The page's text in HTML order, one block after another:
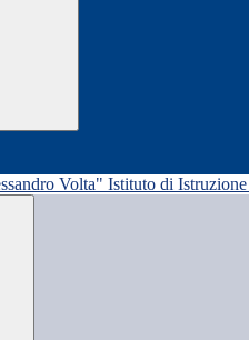
Istituto di